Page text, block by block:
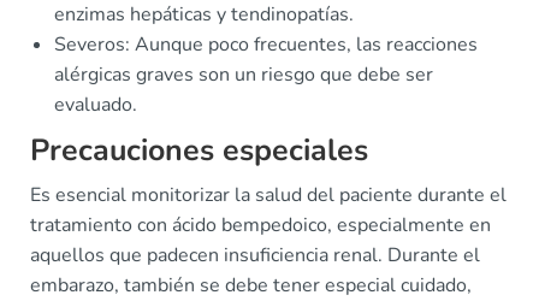
enzimas hepáticas y tendinopatías.
Severos: Aunque poco frecuentes, las reacciones
alérgicas graves son un riesgo que debe ser
evaluado.
Precauciones especiales
Es esencial monitorizar la salud del paciente durante el
tratamiento con ácido bempedoico, especialmente en
aquellos que padecen insuficiencia renal. Durante el
embarazo, también se debe tener especial cuidado,